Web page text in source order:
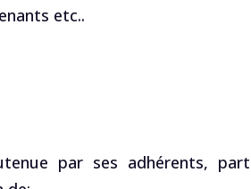
etc..
par ses adhérents,